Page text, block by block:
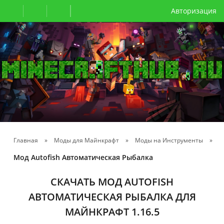
Авторизация
Главная » Моды для Майнкрафт » Моды на Инструменты »
Мод Autofish Автоматическая Рыбалка
СКАЧАТЬ МОД AUTOFISH
АВТОМАТИЧЕСКАЯ РЫБАЛКА ДЛЯ
МАЙНКРАФТ 1.16.5